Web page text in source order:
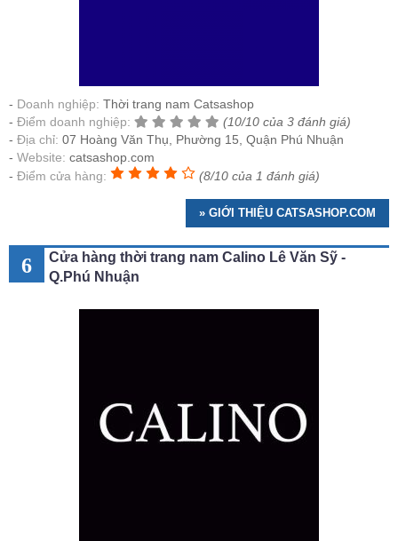
Doanh nghiệp: Thời trang nam Catsashop
Điểm doanh nghiệp:
(10/10 của 3 đánh giá)
Địa chỉ: 07 Hoàng Văn Thụ, Phường 15, Quận Phú Nhuận
Website: catsashop.com
Điểm cửa hàng:
(8/10 của 1 đánh giá)
» GIỚI THIỆU CATSASHOP.COM
6
Cửa hàng thời trang nam Calino Lê Văn Sỹ -
Q.Phú Nhuận